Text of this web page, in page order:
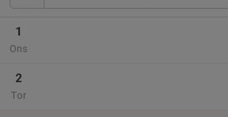
1
Ons
2
Tor